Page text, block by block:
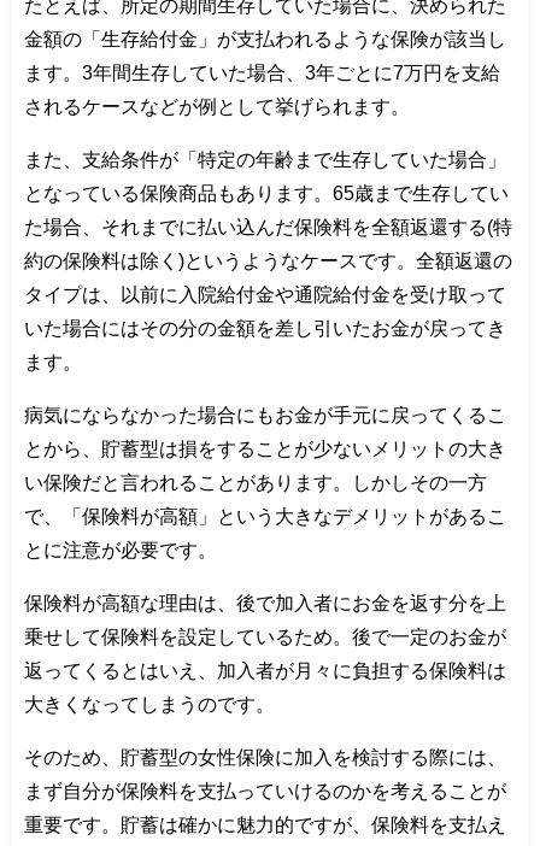
たとえば、所定の期間生存していた場合に、決められた
金額の「生存給付金」が支払われるような保険が該当し
ます。3年間生存していた場合、3年ごとに7万円を支給
されるケースなどが例として挙げられます。
また、支給条件が「特定の年齢まで生存していた場合」
となっている保険商品もあります。65歳まで生存してい
た場合、それまでに払い込んだ保険料を全額返還する(特
約の保険料は除く)というようなケースです。全額返還の
タイプは、以前に入院給付金や通院給付金を受け取って
いた場合にはその分の金額を差し引いたお金が戻ってき
ます。
病気にならなかった場合にもお金が手元に戻ってくるこ
とから、貯蓄型は損をすることが少ないメリットの大き
い保険だと言われることがあります。しかしその一方
で、「保険料が高額」という大きなデメリットがあるこ
とに注意が必要です。
保険料が高額な理由は、後で加入者にお金を返す分を上
乗せして保険料を設定しているため。後で一定のお金が
返ってくるとはいえ、加入者が月々に負担する保険料は
大きくなってしまうのです。
そのため、貯蓄型の女性保険に加入を検討する際には、
まず自分が保険料を支払っていけるのかを考えることが
重要です。貯蓄は確かに魅力的ですが、保険料を支払え